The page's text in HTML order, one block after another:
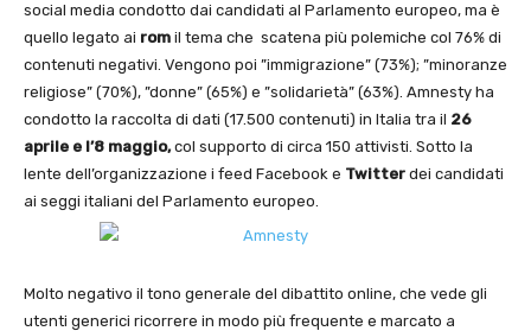
social media condotto dai candidati al Parlamento europeo, ma è
quello legato ai rom il tema che scatena più polemiche col 76% di
contenuti negativi. Vengono poi ”immigrazione” (73%); ”minoranze
religiose” (70%), ”donne” (65%) e ”solidarietà” (63%). Amnesty ha
condotto la raccolta di dati (17.500 contenuti) in Italia tra il 26
aprile e l’8 maggio,col supporto di circa 150 attivisti. Sotto la
lente dell’organizzazione i feed Facebook e Twitter dei candidati
ai seggi italiani del Parlamento europeo.
Molto negativo il tono generale del dibattito online, che vede gli
utenti generici ricorrere in modo più frequente e marcato a